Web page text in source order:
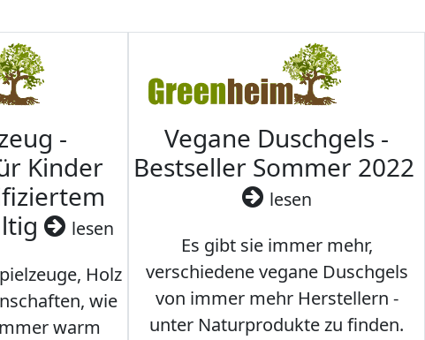
-
Kinder
lesen
Holz
wie
warm
Vegane Duschgels -
Bestseller Sommer 2022
lesen
Es gibt sie immer mehr,
verschiedene vegane Duschgels
von immer mehr Herstellern -
unter Naturprodukte zu finden.